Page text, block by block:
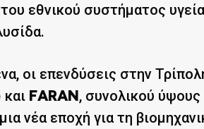
εθνικού συστήματος
οι επενδύσεις στην
και FARAN , συνολικού
νέα εποχή για τη